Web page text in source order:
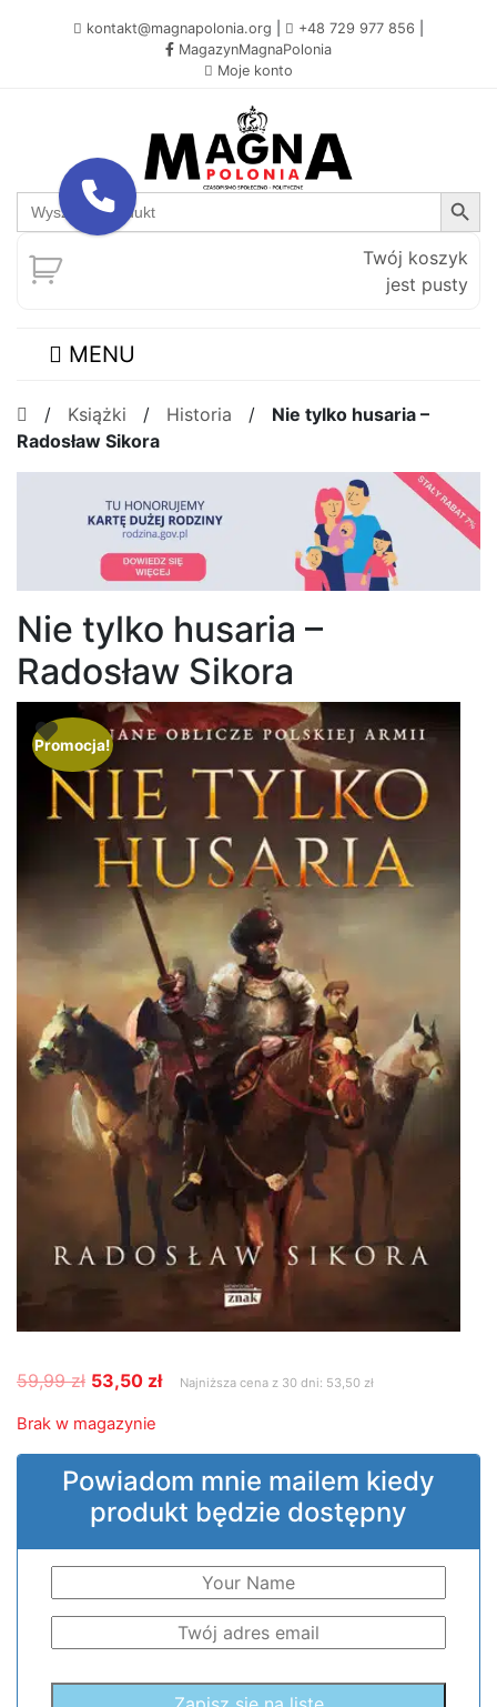
kontakt@magnapolonia.org +48 729 977 856
MagazynMagnaPolonia
Moje konto
Search
for:
Search Button
Twój koszyk
jest pusty
MENU
/ Książki / Historia / Nie tylko husaria –
Radosław Sikora
Nie tylko husaria –
Radosław Sikora
Promocja!
59,99zł Pierwotna
wynosiła:
59,99 zł.
53,50 złAktualna
53,50 zł.
Najniższa cena z 30 dni: 53,50 zł
Brak w magazynie
Powiadom mnie mailem kiedy
produkt będzie dostępny